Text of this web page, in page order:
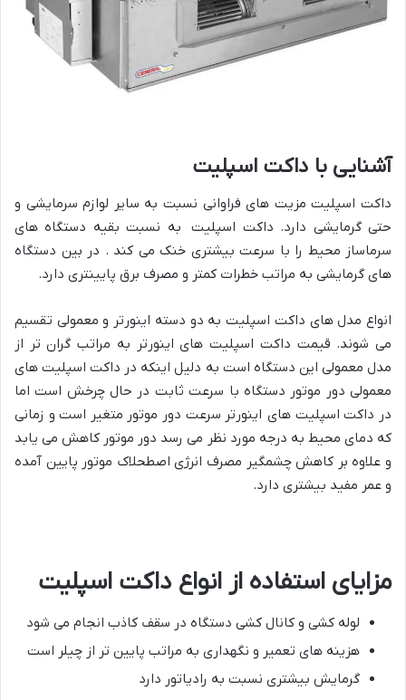
آشنایی با داکت اسپلیت
داکت اسپلیت مزیت های فراوانی نسبت به سایر لوازم سرمایشی و
حتی گرمایشی دارد. داکت اسپلیت به نسبت بقیه دستگاه های
سرماساز محیط را با سرعت بیشتری خنک می کند . در بین دستگاه
های گرمایشی به مراتب خطرات کمتر و مصرف برق پایینتری دارد.
انواع مدل های داکت اسپلیت به دو دسته اینورتر و معمولی تقسیم
می شوند. قیمت داکت اسپلیت های اینورتر به مراتب گران تر از
مدل معمولی این دستگاه است به دلیل اینکه در داکت اسپلیت های
معمولی دور موتور دستگاه با سرعت ثابت در حال چرخش است اما
در داکت اسپلیت های اینورتر سرعت دور موتور متغیر است و زمانی
که دمای محیط به درجه مورد نظر می رسد دور موتور کاهش می یابد
و علاوه بر کاهش چشمگیر مصرف انرژی اصطحلاک موتور پایین آمده
و عمر مفید بیشتری دارد.
مزایای استفاده از انواع داکت اسپلیت
لوله کشی و کانال کشی دستگاه در سقف کاذب انجام می شود
هزینه های تعمیر و نگهداری به مراتب پایین تر از چیلر است
گرمایش بیشتری نسبت به رادیاتور دارد